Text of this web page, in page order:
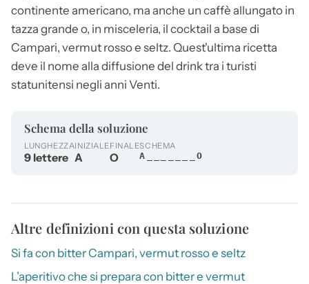
continente americano, ma anche un caffè allungato in
tazza grande o, in misceleria, il cocktail a base di
Campari, vermut rosso e seltz. Quest'ultima ricetta
deve il nome alla diffusione del drink tra i turisti
statunitensi negli anni Venti.
Schema della soluzione
LUNGHEZZA
9 lettere
INIZIALE
A
FINALE
O
SCHEMA
A_______O
Altre definizioni con questa soluzione
Si fa con bitter Campari, vermut rosso e seltz
L’aperitivo che si prepara con bitter e vermut